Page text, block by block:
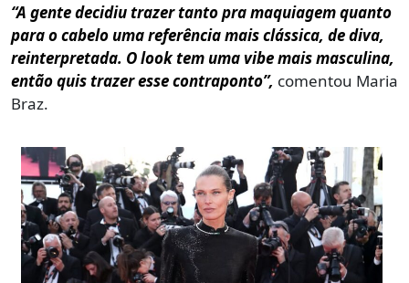
“A gente decidiu trazer tanto pra maquiagem quanto
para o cabelo uma referência mais clássica, de diva,
reinterpretada. O look tem uma vibe mais masculina,
então quis trazer esse contraponto”, comentou Maria
Braz.